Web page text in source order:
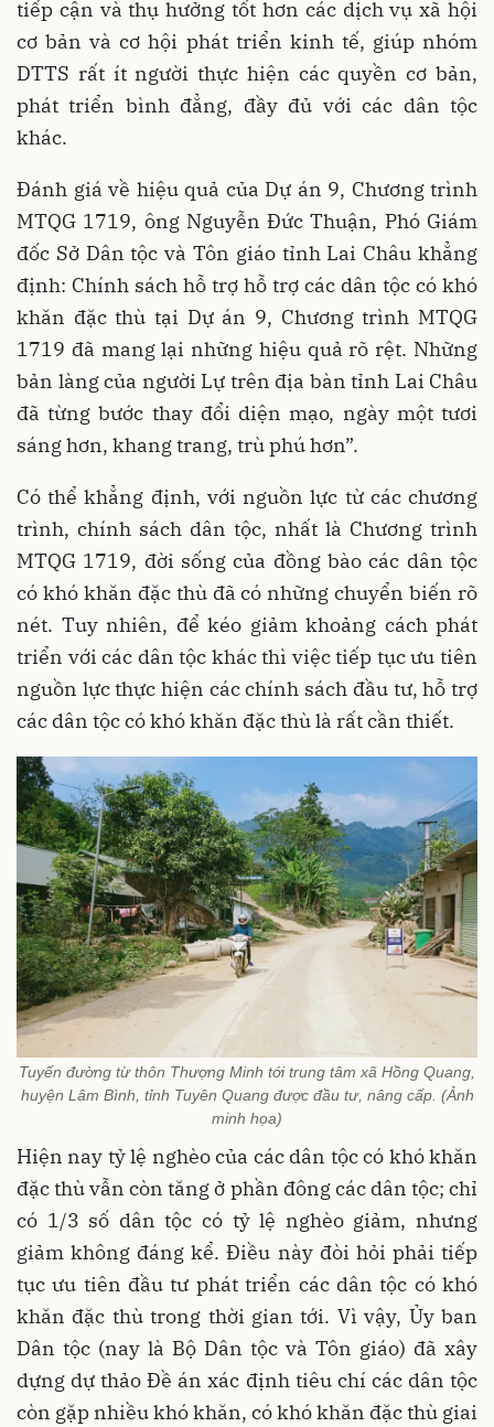
tiếp cận và thụ hưởng tốt hơn các dịch vụ xã hội
cơ bản và cơ hội phát triển kinh tế, giúp nhóm
DTTS rất ít người thực hiện các quyền cơ bản,
phát triển bình đẳng, đầy đủ với các dân tộc
khác.
Đánh giá về hiệu quả của Dự án 9, Chương trình
MTQG 1719, ông Nguyễn Đức Thuận, Phó Giám
đốc Sở Dân tộc và Tôn giáo tỉnh Lai Châu khẳng
định: Chính sách hỗ trợ hỗ trợ các dân tộc có khó
khăn đặc thù tại Dự án 9, Chương trình MTQG
1719 đã mang lại những hiệu quả rõ rệt. Những
bản làng của người Lự trên địa bàn tỉnh Lai Châu
đã từng bước thay đổi diện mạo, ngày một tươi
sáng hơn, khang trang, trù phú hơn”.
Có thể khẳng định, với nguồn lực từ các chương
trình, chính sách dân tộc, nhất là Chương trình
MTQG 1719, đời sống của đồng bào các dân tộc
có khó khăn đặc thù đã có những chuyển biến rõ
nét. Tuy nhiên, để kéo giảm khoảng cách phát
triển với các dân tộc khác thì việc tiếp tục ưu tiên
nguồn lực thực hiện các chính sách đầu tư, hỗ trợ
các dân tộc có khó khăn đặc thù là rất cần thiết.
Tuyến đường từ thôn Thượng Minh tới trung tâm xã Hồng Quang,
huyện Lâm Bình, tỉnh Tuyên Quang được đầu tư, nâng cấp. (Ảnh
minh họa)
Hiện nay tỷ lệ nghèo của các dân tộc có khó khăn
đặc thù vẫn còn tăng ở phần đông các dân tộc; chỉ
có 1/3 số dân tộc có tỷ lệ nghèo giảm, nhưng
giảm không đáng kể. Điều này đòi hỏi phải tiếp
tục ưu tiên đầu tư phát triển các dân tộc có khó
khăn đặc thù trong thời gian tới. Vì vậy, Ủy ban
Dân tộc (nay là Bộ Dân tộc và Tôn giáo) đã xây
dựng dự thảo Đề án xác định tiêu chí các dân tộc
còn gặp nhiều khó khăn, có khó khăn đặc thù giai